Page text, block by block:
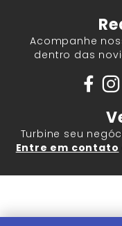
Acompanhe
dentro das
Turbine seu
Entre em contato